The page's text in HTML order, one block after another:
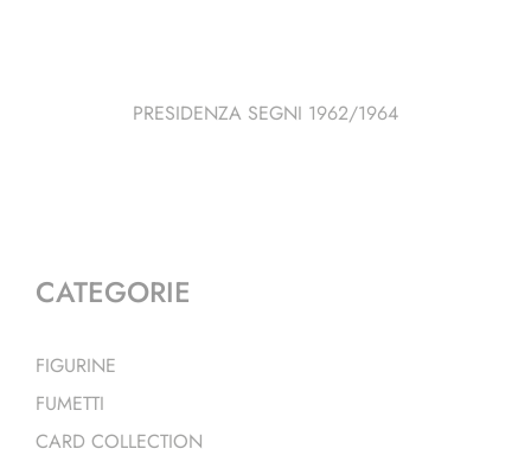
PRESIDENZA SEGNI 1962/1964
CATEGORIE
FIGURINE
FUMETTI
CARD COLLECTION